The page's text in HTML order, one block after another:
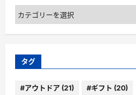
カ
テ
ゴ
ー
タグ
#アウトドア (21) #ギフト (20)